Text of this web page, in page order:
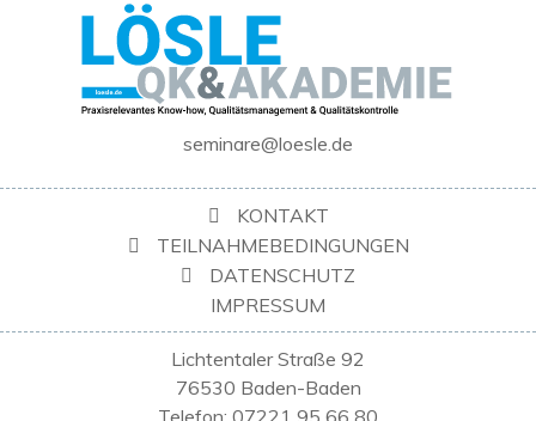
seminare@loesle.de
KONTAKT
TEILNAHMEBEDINGUNGEN
DATENSCHUTZ
IMPRESSUM
Lichtentaler Straße 92
76530 Baden-Baden
Telefon: 07221 95 66 80